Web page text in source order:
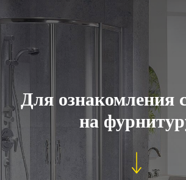
Для ознакомления
на